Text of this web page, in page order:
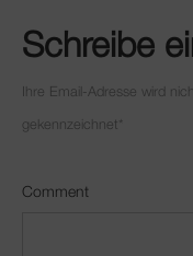
Schreibe
Ihre Email-Adresse wird
gekennzeichnet *
Comment